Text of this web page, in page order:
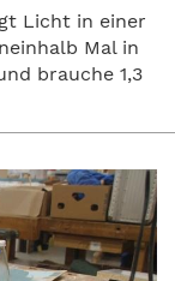
Licht in einer
Mal in
brauche 1,3